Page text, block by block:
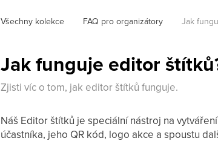
Všechny kolekce FAQ pro organizátory Jak
Jak funguje editor
Zjisti víc o tom, jak editor štítků funguje.
Náš Editor štítků je speciální nástroj na
účastníka, jeho QR kód, logo akce a spoustu